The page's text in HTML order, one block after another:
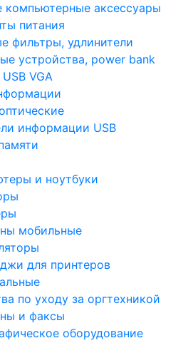
компьютерные аксессуары
питания
фильтры, удлинители
устройства, power bank
VGA
информации USB
и ноутбуки
мобильные
для принтеров
по уходу за оргтехникой
и факсы
оборудование